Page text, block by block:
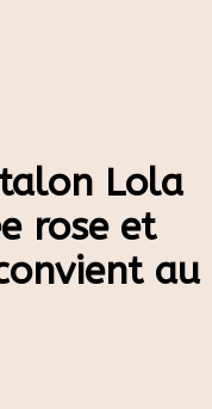
Lola
rose et
au